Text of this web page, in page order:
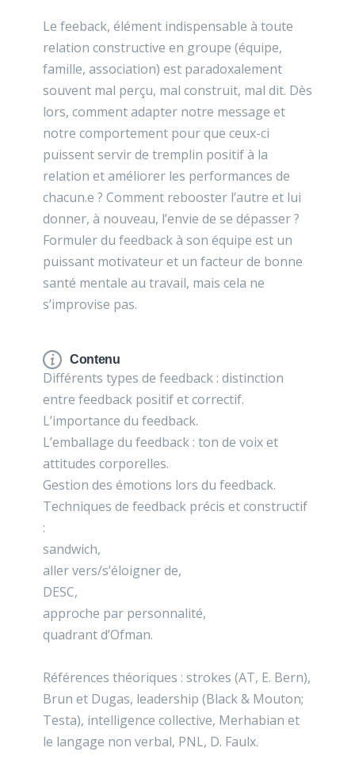
Le feeback, élément indispensable à toute
relation constructive en groupe (équipe,
famille, association) est paradoxalement
souvent mal perçu, mal construit, mal dit. Dès
lors, comment adapter notre message et
notre comportement pour que ceux-ci
puissent servir de tremplin positif à la
relation et améliorer les performances de
chacun.e ? Comment rebooster l’autre et lui
donner, à nouveau, l’envie de se dépasser ?
Formuler du feedback à son équipe est un
puissant motivateur et un facteur de bonne
santé mentale au travail, mais cela ne
s’improvise pas.
Contenu
Différents types de feedback : distinction
entre feedback positif et correctif.
L’importance du feedback.
L’emballage du feedback : ton de voix et
attitudes corporelles.
Gestion des émotions lors du feedback.
Techniques de feedback précis et constructif
:
sandwich,
aller vers/s’éloigner de,
DESC,
approche par personnalité,
quadrant d’Ofman.
Références théoriques : strokes (AT, E. Bern),
Brun et Dugas, leadership (Black & Mouton;
Testa), intelligence collective, Merhabian et
le langage non verbal, PNL, D. Faulx.